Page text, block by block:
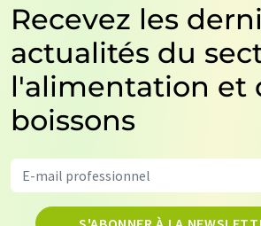
Recevez les
actualités du
l'alimentation et
boissons